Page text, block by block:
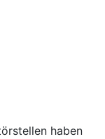
haben